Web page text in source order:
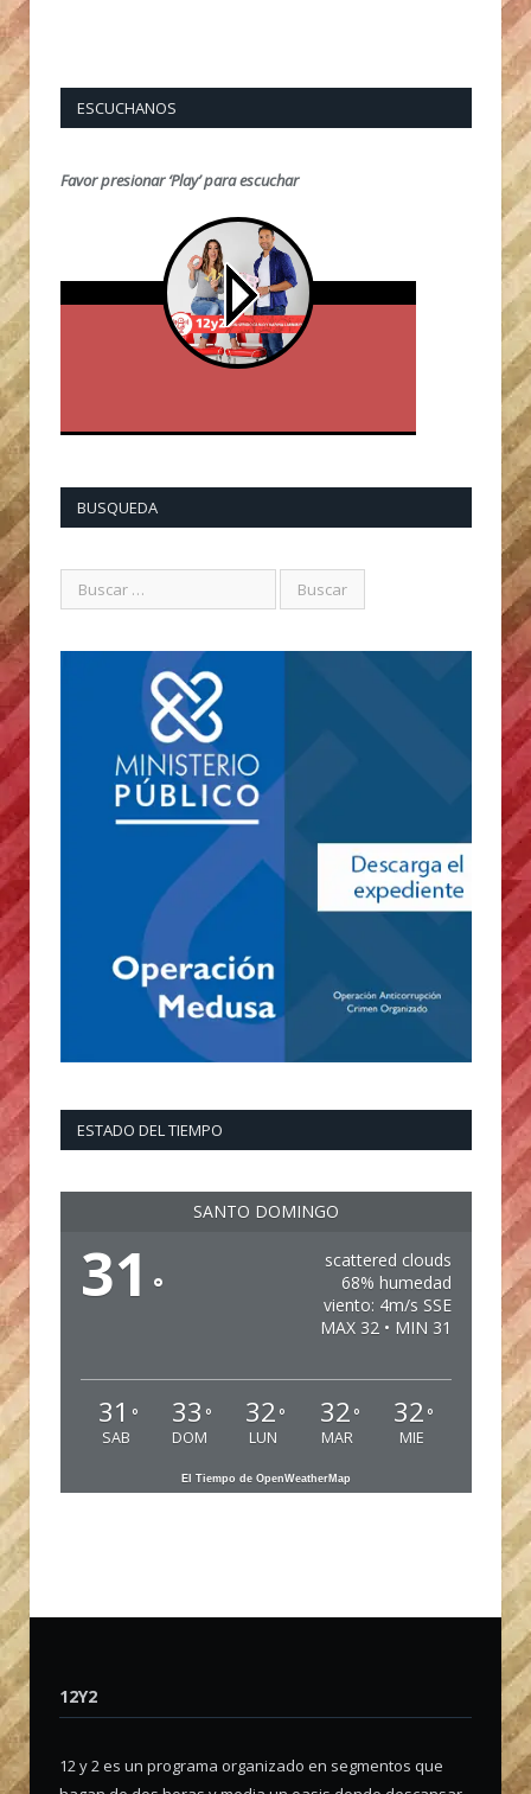
ESCUCHANOS
Favor presionar ‘Play’ para escuchar
BUSQUEDA
ESTADO DEL TIEMPO
SANTO DOMINGO
31 °
scattered clouds
68% humedad
viento: 4m/s SSE
MAX 32 • MIN 31
31 °
SAB
33 °
DOM
32 °
LUN
32 °
MAR
32 °
MIE
El Tiempo de OpenWeatherMap
12Y2
12 y 2 es un programa organizado en segmentos que